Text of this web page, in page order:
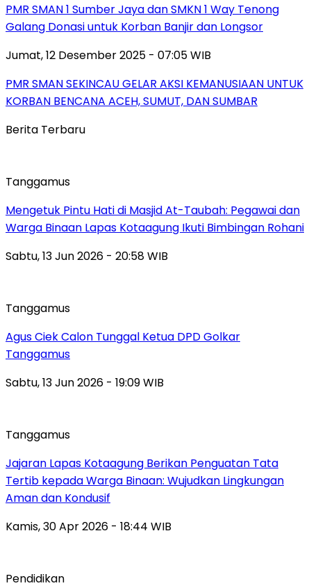
PMR SMAN 1 Sumber Jaya dan SMKN 1 Way Tenong
Galang Donasi untuk Korban Banjir dan Longsor
Jumat, 12 Desember 2025 - 07:05 WIB
PMR SMAN SEKINCAU GELAR AKSI KEMANUSIAAN UNTUK
KORBAN BENCANA ACEH, SUMUT, DAN SUMBAR
Berita Terbaru
Tanggamus
Mengetuk Pintu Hati di Masjid At-Taubah: Pegawai dan
Warga Binaan Lapas Kotaagung Ikuti Bimbingan Rohani
Sabtu, 13 Jun 2026 - 20:58 WIB
Tanggamus
Agus Ciek Calon Tunggal Ketua DPD Golkar
Tanggamus
Sabtu, 13 Jun 2026 - 19:09 WIB
Tanggamus
Jajaran Lapas Kotaagung Berikan Penguatan Tata
Tertib kepada Warga Binaan: Wujudkan Lingkungan
Aman dan Kondusif
Kamis, 30 Apr 2026 - 18:44 WIB
Pendidikan